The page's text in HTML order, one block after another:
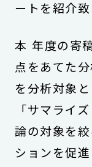
ートを紹介致
本 年度の寄
点をあてた
を分析対象
「サマライ
論の対象を
ションを促